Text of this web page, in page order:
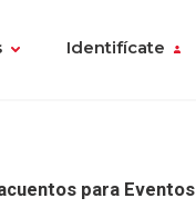
Identifícate
para Eventos